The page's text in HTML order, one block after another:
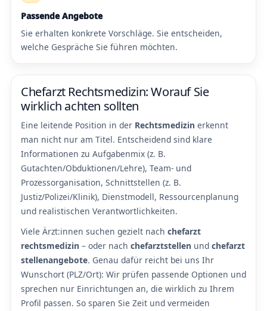
Passende Angebote
Sie erhalten konkrete Vorschläge. Sie entscheiden,
welche Gespräche Sie führen möchten.
Chefarzt Rechtsmedizin: Worauf Sie
wirklich achten sollten
Eine leitende Position in der Rechtsmedizin erkennt
man nicht nur am Titel. Entscheidend sind klare
Informationen zu Aufgabenmix (z. B.
Gutachten/Obduktionen/Lehre), Team- und
Prozessorganisation, Schnittstellen (z. B.
Justiz/Polizei/Klinik), Dienstmodell, Ressourcenplanung
und realistischen Verantwortlichkeiten.
Viele Ärzt:innen suchen gezielt nach chefarzt
rechtsmedizin – oder nach chefarztstellen und chefarzt
stellenangebote. Genau dafür reicht bei uns Ihr
Wunschort (PLZ/Ort): Wir prüfen passende Optionen und
sprechen nur Einrichtungen an, die wirklich zu Ihrem
Profil passen. So sparen Sie Zeit und vermeiden